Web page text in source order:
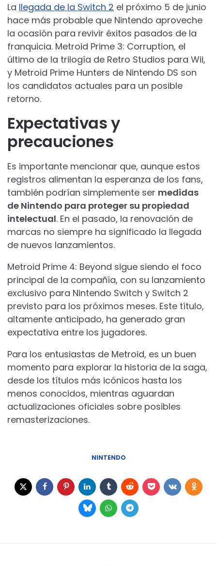
La llegada de la Switch 2 el próximo 5 de junio
hace más probable que Nintendo aproveche
la ocasión para revivir éxitos pasados de la
franquicia. Metroid Prime 3: Corruption, el
último de la trilogía de Retro Studios para Wii,
y Metroid Prime Hunters de Nintendo DS son
los candidatos actuales para un posible
retorno.
Expectativas y
precauciones
Es importante mencionar que, aunque estos
registros alimentan la esperanza de los fans,
también podrían simplemente ser medidas
de Nintendo para proteger su propiedad
intelectual. En el pasado, la renovación de
marcas no siempre ha significado la llegada
de nuevos lanzamientos.
Metroid Prime 4: Beyond sigue siendo el foco
principal de la compañía, con su lanzamiento
exclusivo para Nintendo Switch y Switch 2
previsto para los próximos meses. Este título,
altamente anticipado, ha generado gran
expectativa entre los jugadores.
Para los entusiastas de Metroid, es un buen
momento para explorar la historia de la saga,
desde los títulos más icónicos hasta los
menos conocidos, mientras aguardan
actualizaciones oficiales sobre posibles
remasterizaciones.
NINTENDO